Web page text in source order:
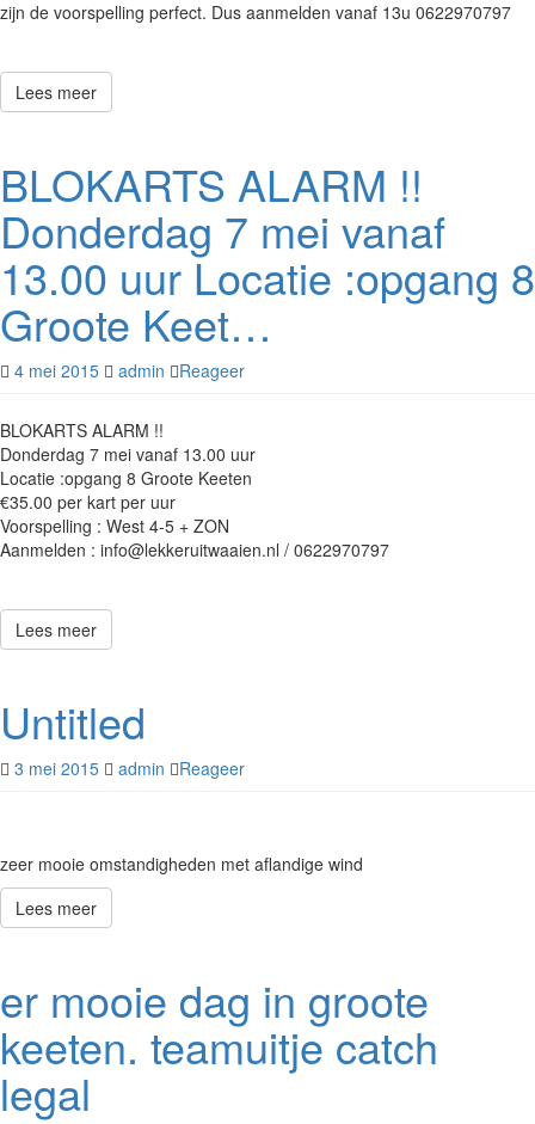
zijn de voorspelling perfect. Dus aanmelden vanaf 13u 0622970797
Lees meer
BLOKARTS ALARM !!
Donderdag 7 mei vanaf
13.00 uur Locatie :opgang 8
Groote Keet…
4 mei 2015 admin Reageer
BLOKARTS ALARM !!
Donderdag 7 mei vanaf 13.00 uur
Locatie :opgang 8 Groote Keeten
€35.00 per kart per uur
Voorspelling : West 4-5 + ZON
Aanmelden : info@lekkeruitwaaien.nl / 0622970797
Lees meer
Untitled
3 mei 2015 admin Reageer
zeer mooie omstandigheden met aflandige wind
Lees meer
er mooie dag in groote
keeten. teamuitje catch
legal